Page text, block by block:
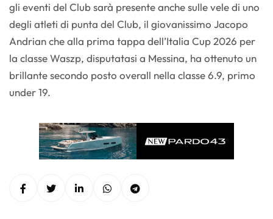
gli eventi del Club sarà presente anche sulle vele di uno
degli atleti di punta del Club, il giovanissimo Jacopo
Andrian che alla prima tappa dell’Italia Cup 2026 per
la classe Waszp, disputatasi a Messina, ha ottenuto un
brillante secondo posto overall nella classe 6.9, primo
under 19.